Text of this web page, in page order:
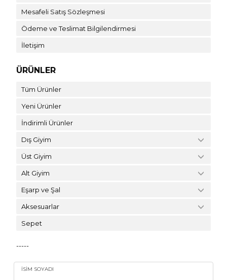
Mesafeli Satış Sözleşmesi
Ödeme ve Teslimat Bilgilendirmesi
İletişim
ÜRÜNLER
Tüm Ürünler
Yeni Ürünler
İndirimli Ürünler
Dış Giyim
Üst Giyim
Alt Giyim
Eşarp ve Şal
Aksesuarlar
Sepet
-----
İSIM SOYADI